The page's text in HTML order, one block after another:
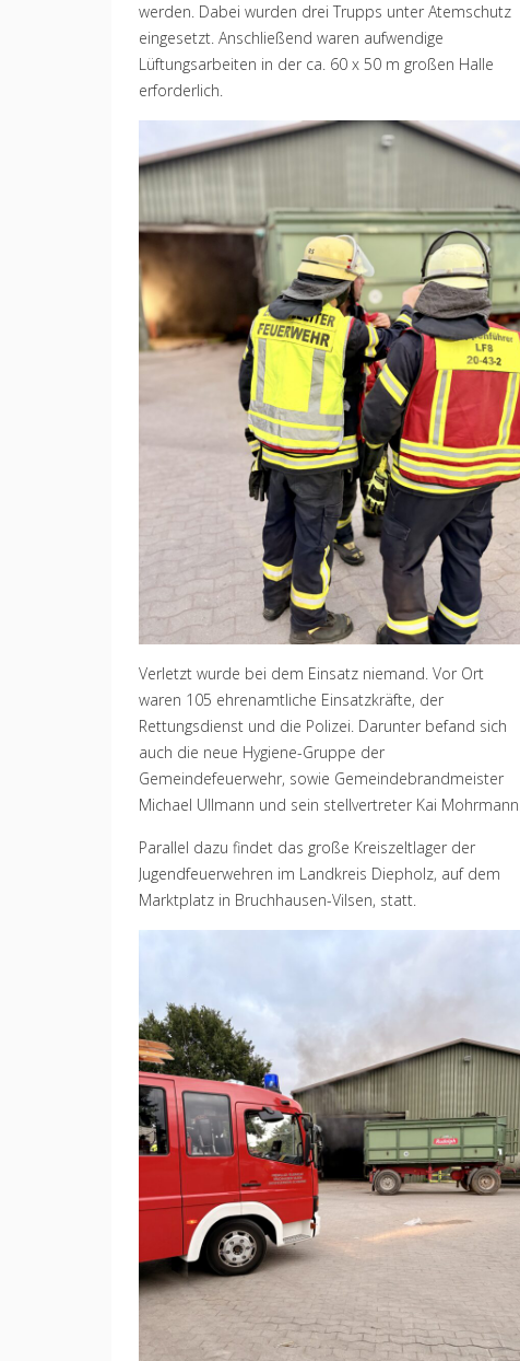
werden. Dabei wurden drei Trupps unter Atemschutz
eingesetzt. Anschließend waren aufwendige
Lüftungsarbeiten in der ca. 60 x 50 m großen Halle
erforderlich.
Verletzt wurde bei dem Einsatz niemand. Vor Ort
waren 105 ehrenamtliche Einsatzkräfte, der
Rettungsdienst und die Polizei. Darunter befand sich
auch die neue Hygiene-Gruppe der
Gemeindefeuerwehr, sowie Gemeindebrandmeister
Michael Ullmann und sein stellvertreter Kai Mohrmann.
Parallel dazu findet das große Kreiszeltlager der
Jugendfeuerwehren im Landkreis Diepholz, auf dem
Marktplatz in Bruchhausen-Vilsen, statt.